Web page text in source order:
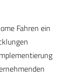
Fahren ein